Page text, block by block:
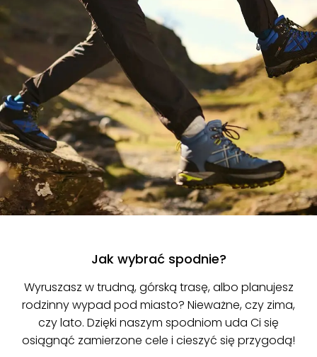
Jak wybrać spodnie?
Wyruszasz w trudną, górską trasę, albo planujesz
rodzinny wypad pod miasto? Nieważne, czy zima,
czy lato. Dzięki naszym spodniom uda Ci się
osiągnąć zamierzone cele i cieszyć się przygodą!